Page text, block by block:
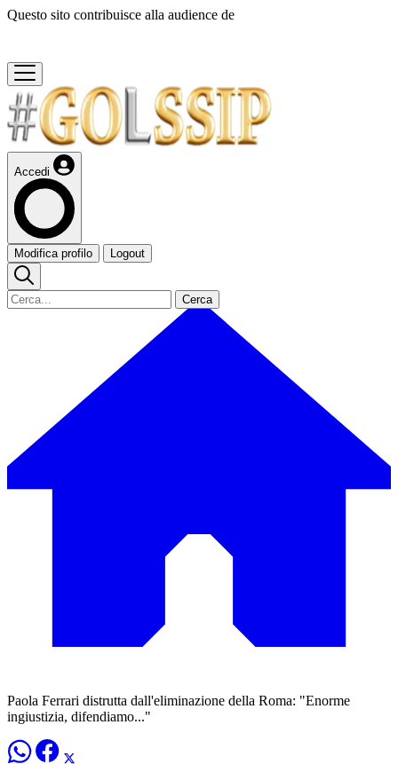
Questo sito contribuisce alla audience de
Accedi
Modifica profilo Logout
Cerca
Paola Ferrari distrutta dall'eliminazione della Roma: "Enorme
ingiustizia, difendiamo..."